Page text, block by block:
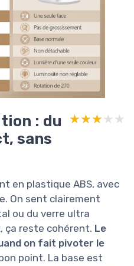
: du
sans
★★★★★
★★★★★
en plastique ABS, avec
On sent clairement
ou du verre ultra
ça reste cohérent. Le
on fait pivoter le
point. La base est